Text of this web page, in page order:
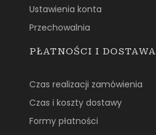
Ustawienia konta
Przechowalnia
PŁATNOŚCI I DOSTAWA
Czas realizacji zamówienia
Czas i koszty dostawy
Formy płatności